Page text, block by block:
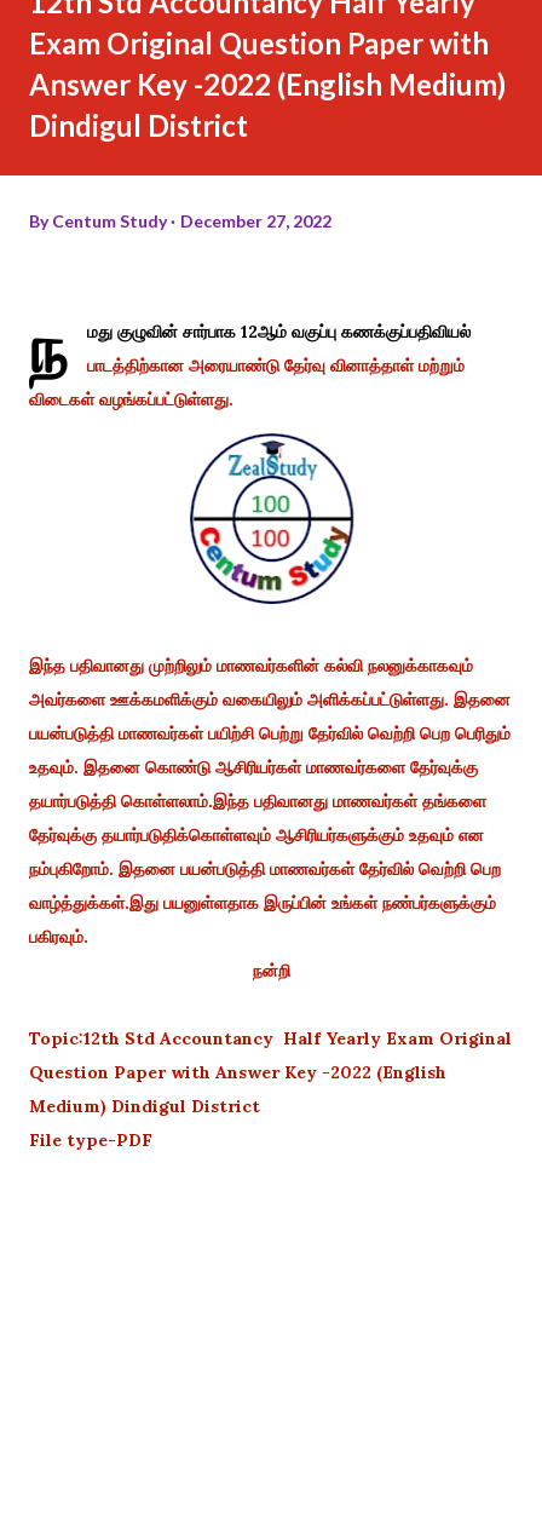
Exam Original Question Paper with
Answer Key -2022 (English Medium)
Dindigul District
ByCentum Study December 27, 2022
ந
மது குழுவின் சார்பாக 12ஆம் வகுப்பு கணக்குப்பதிவியல்
பாடத்திற்கான அரையாண்டு தேர்வு வினாத்தாள் மற்றும்
விடைகள் வழங்கப்பட்டுள்ளது.
இந்த பதிவானது முற்றிலும் மாணவர்களின் கல்வி நலனுக்காகவும்
அவர்களை ஊக்கமளிக்கும் வகையிலும் அளிக்கப்பட்டுள்ளது. இதனை
பயன்படுத்தி மாணவர்கள் பயிற்சி பெற்று தேர்வில் வெற்றி பெற பெரிதும்
உதவும். இதனை கொண்டு ஆசிரியர்கள் மாணவர்களை தேர்வுக்கு
தயார்படுத்தி கொள்ளலாம்.இந்த பதிவானது மாணவர்கள் தங்களை
தேர்வுக்கு தயார்படுதிக்கொள்ளவும் ஆசிரியர்களுக்கும் உதவும் என
நம்புகிறோம். இதனை பயன்படுத்தி மாணவர்கள் தேர்வில் வெற்றி பெற
வாழ்த்துக்கள்.இது பயனுள்ளதாக இருப்பின் உங்கள் நண்பர்களுக்கும்
பகிரவும்.
நன்றி
Topic:12th Std Accountancy Half Yearly Exam Original
Question Paper with Answer Key -2022 (English
Medium) Dindigul District
File type-PDF